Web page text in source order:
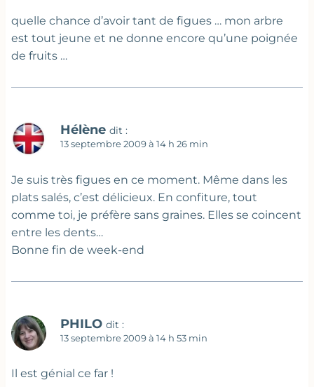
quelle chance d’avoir tant de figues … mon arbre
est tout jeune et ne donne encore qu’une poignée
de fruits …
Hélène dit :
13 septembre 2009 à 14 h 26 min
Je suis très figues en ce moment. Même dans les
plats salés, c’est délicieux. En confiture, tout
comme toi, je préfère sans graines. Elles se coincent
entre les dents…
Bonne fin de week-end
PHILO dit :
13 septembre 2009 à 14 h 53 min
Il est génial ce far !